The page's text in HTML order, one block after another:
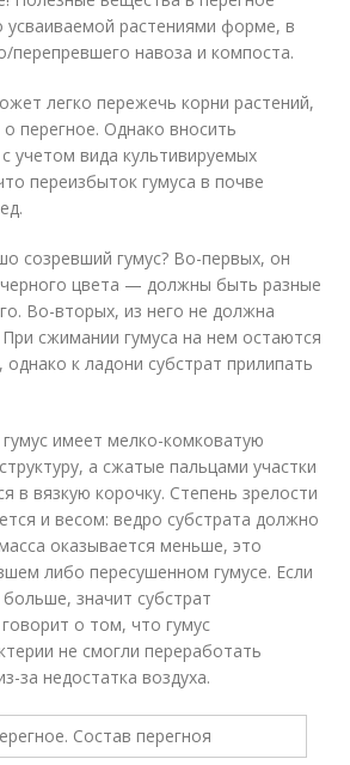
усваиваемой растениями форме, в
перепревшего навоза и компоста.
легко пережечь корни растений,
о перегное. Однако вносить
учетом вида культивируемых
переизбыток гумуса в почве
созревший гумус? Во-первых, он
цвета — должны быть разные
Во-вторых, из него не должна
сжимании гумуса на нем остаются
однако к ладони субстрат прилипать
имеет мелко-комковатую
а сжатые пальцами участки
в вязкую корочку. Степень зрелости
и весом: ведро субстрата должно
оказывается меньше, это
либо пересушенном гумусе. Если
значит субстрат
о том, что гумус
не смогли переработать
за недостатка воздуха.